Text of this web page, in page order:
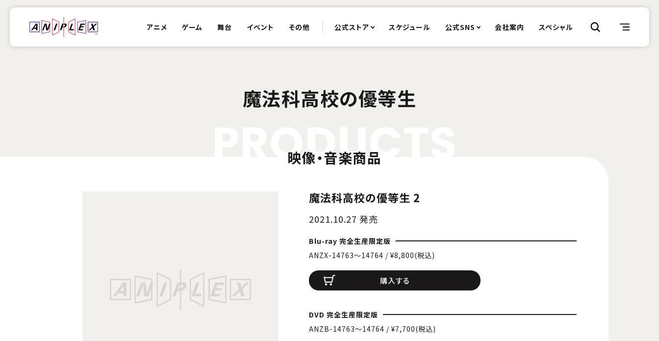
アニメ ゲーム 舞台 イベント その他 公式ストア スケジュール 公式SNS 会社案内 スペシャル
魔法科高校の優等生
ODUC
映像・音楽商品
魔法科高校の優等生 2
2021.10.27 発売
Blu-ray 完全生産限定版
ANZX-14763〜14764 / ¥8,800(税込)
購入する
DVD 完全生産限定版
ANZB-14763〜14764 / ¥7,700(税込)